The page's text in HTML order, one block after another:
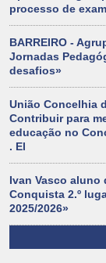
processo de
BARREIRO -
Jornadas
desafios»
União Concelhia
Contribuir para
educação no
. El
Ivan Vasco aluno
Conquista 2.º
2025/2026»